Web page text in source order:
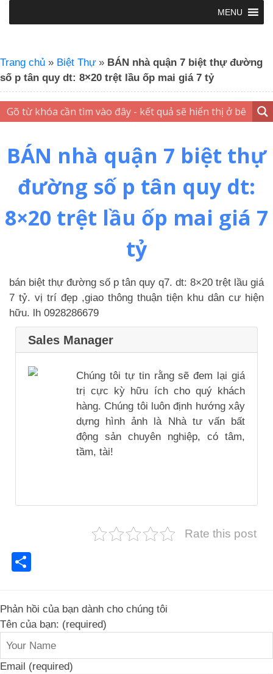
MENU
Trang chủ » Biệt Thự » BÁN nhà quận 7 biệt thự đường
số p tân quy dt: 8×20 trệt lầu ốp mai giá 7 tỷ
BÁN nhà quận 7 biệt thự
đường số p tân quy dt:
8×20 trệt lầu ốp mai giá 7
tỷ
bán biệt thự đường số p tân quy q7. dt: 8×20 trệt lầu giá
7 tỷ. vị trí đẹp ,giao thông thuận tiện khu dân cư hiện
hữu. lh 0928286679
Sales Manager
Chúng tôi tự tin rằng sẽ đem lại giá
trị cực kỳ hữu ích cho quý khách
hàng. Chúng tôi luôn định hướng xây
dựng hình ảnh là Nhà tư vấn bất
động sản chuyên nghiệp, có tâm,
tầm, tài!
Rate this post
Phản hồi của bạn dành cho chúng tôi
Tên của bạn: (required)
Email (required)